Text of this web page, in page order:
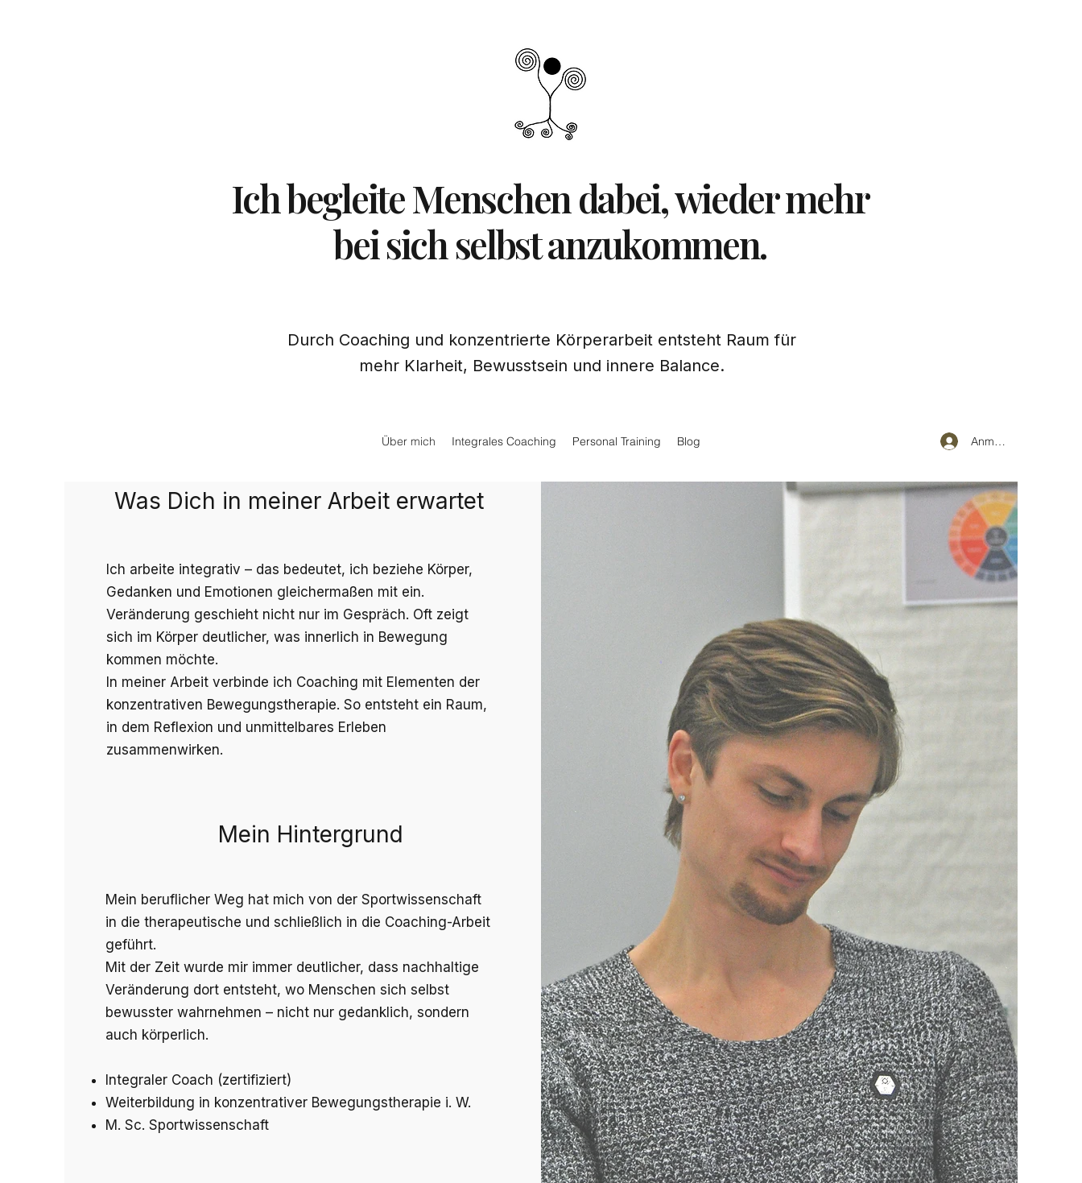
Ich begleite Menschen dabei, wieder mehr
bei sich selbst anzukommen.
Durch Coaching und konzentrierte Körperarbeit entsteht Raum für
mehr Klarheit, Bewusstsein und innere Balance.
Über mich Integrales Coaching Personal Training Blog Anmelden
Was Dich in meiner Arbeit erwartet
Ich arbeite integrativ – das bedeutet, ich beziehe Körper,
Gedanken und Emotionen gleichermaßen mit ein.
Veränderung geschieht nicht nur im Gespräch. Oft zeigt
sich im Körper deutlicher, was innerlich in Bewegung
kommen möchte.
In meiner Arbeit verbinde ich Coaching mit Elementen der
konzentrativen Bewegungstherapie. So entsteht ein Raum,
in dem Reflexion und unmittelbares Erleben
zusammenwirken.
Mein Hintergrund
Mein beruflicher Weg hat mich von der Sportwissenschaft
in die therapeutische und schließlich in die Coaching-Arbeit
geführt.
Mit der Zeit wurde mir immer deutlicher, dass nachhaltige
Veränderung dort entsteht, wo Menschen sich selbst
bewusster wahrnehmen – nicht nur gedanklich, sondern
auch körperlich.
Integraler Coach (zertifiziert)
Weiterbildung in konzentrativer Bewegungstherapie i. W.
M. Sc. Sportwissenschaft